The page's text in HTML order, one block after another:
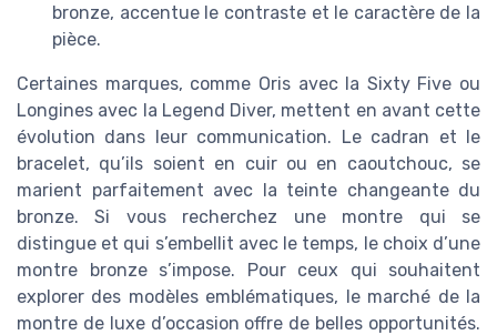
bronze, accentue le contraste et le caractère de la
pièce.
Certaines marques, comme Oris avec la Sixty Five ou
Longines avec la Legend Diver, mettent en avant cette
évolution dans leur communication. Le cadran et le
bracelet, qu’ils soient en cuir ou en caoutchouc, se
marient parfaitement avec la teinte changeante du
bronze. Si vous recherchez une montre qui se
distingue et qui s’embellit avec le temps, le choix d’une
montre bronze s’impose. Pour ceux qui souhaitent
explorer des modèles emblématiques, le marché de la
montre de luxe d’occasion offre de belles opportunités.